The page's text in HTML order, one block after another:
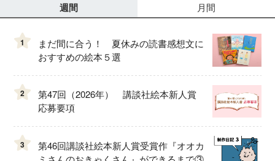
週間 月間
1
まだ間に合う！ 夏休みの読書感想文に
おすすめの絵本５選
2
第47回（2026年） 講談社絵本新人賞
応募要項
3
第46回講談社絵本新人賞受賞作『オオカ